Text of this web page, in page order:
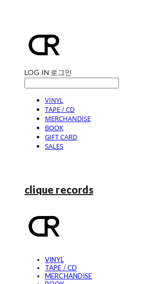
LOG IN 로그인
VINYL
TAPE / CD
MERCHANDISE
BOOK
GIFT CARD
SALES
clique records
VINYL
TAPE / CD
MERCHANDISE